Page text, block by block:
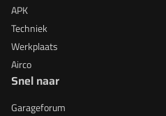
APK
Techniek
Werkplaats
Airco
Snel naar
Garageforum